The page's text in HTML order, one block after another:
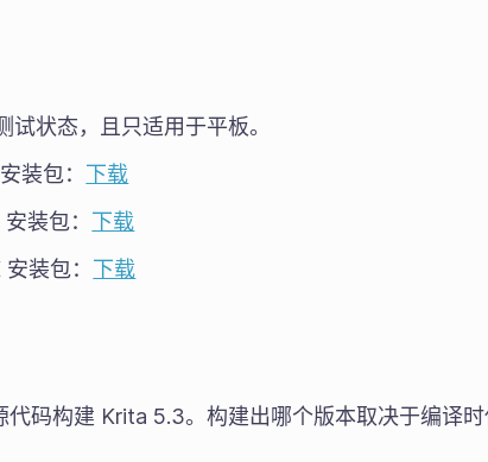
状态，且只适用于平板。
装包： 下载
装包： 下载
装包： 下载
码构建 Krita 5.3。构建出哪个版本取决于编译时